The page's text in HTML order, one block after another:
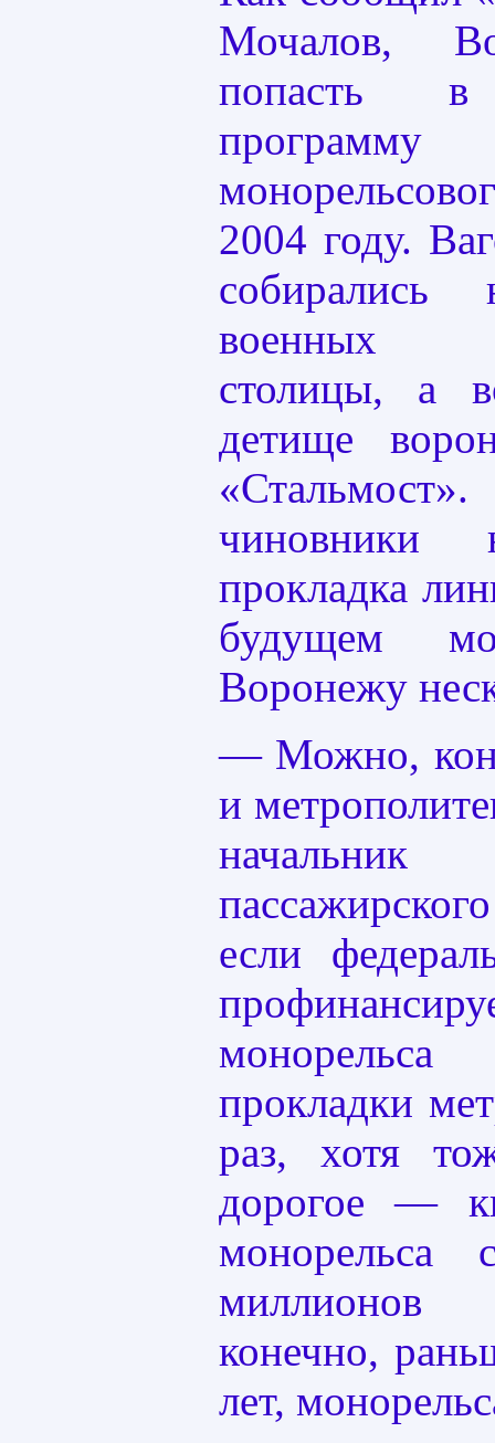
Мочалов,
попасть в
2004 году.
военных
столицы, а
детище
чиновники
прокладка
будущем
Воронежу
— Можно,
и
если
прокладки
раз, хотя
дорогое —
монорельса
конечно,
лет,